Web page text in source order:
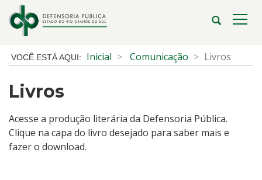
para
para
Abrir
Início
do
Inicial Comunicação Livros
Livros
Acesse a produção literária da Defensoria Pública.
Clique na capa do livro desejado para saber mais e
fazer o download.